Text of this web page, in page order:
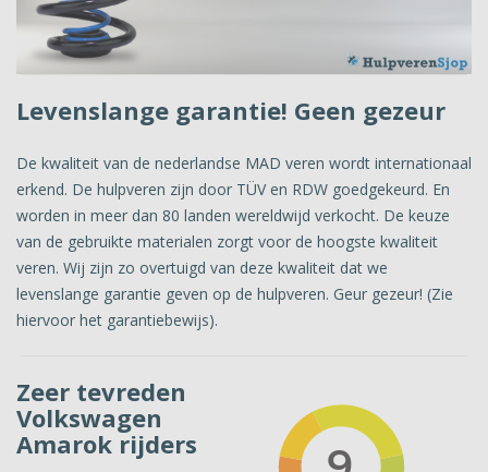
Levenslange garantie! Geen gezeur
De kwaliteit van de nederlandse MAD veren wordt internationaal
erkend. De hulpveren zijn door TÜV en RDW goedgekeurd. En
worden in meer dan 80 landen wereldwijd verkocht. De keuze
van de gebruikte materialen zorgt voor de hoogste kwaliteit
veren. Wij zijn zo overtuigd van deze kwaliteit dat we
levenslange garantie geven op de hulpveren. Geur gezeur! (Zie
hiervoor het garantiebewijs).
Zeer tevreden
Volkswagen
Amarok rijders